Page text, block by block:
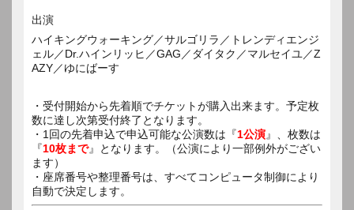
出演
ハイキングウォーキング／サルゴリラ／トレンディエンジ
ェル／Dr.ハインリッヒ／GAG／ダイタク／マルセイユ／Z
AZY／ゆにばーす
・受付開始から先着順でチケットが購入出来ます。予定枚
数に達し次第受付終了となります。
・1回の先着申込で申込可能な公演数は『1公演』、枚数は
『10枚まで』となります。（公演により一部例外がござい
ます）
・座席番号や整理番号は、すべてコンピュータ制御により
自動で決定します。